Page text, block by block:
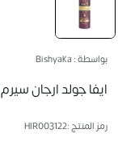
بواسطة : Bishyaka
ايفا جولد ارجان سيرم 90مل
رمز المنتج :HIR003122